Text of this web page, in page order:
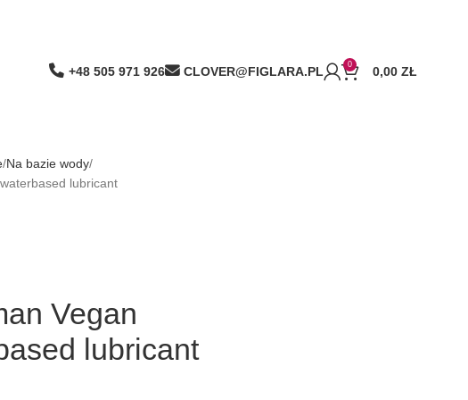
+48 505 971 926 CLOVER@FIGLARA.PL 0 0,00 ZŁ
Na bazie wody
lubricant
Vegan
lubricant